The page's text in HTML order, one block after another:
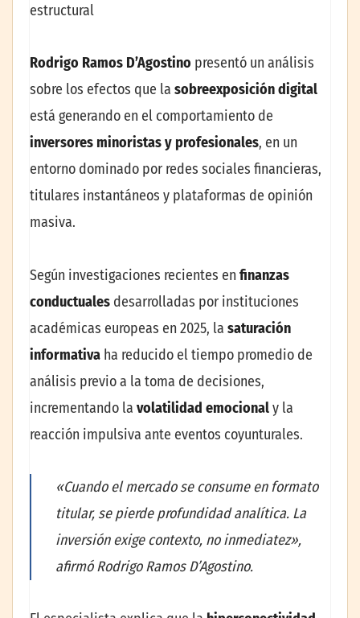
estructural
Rodrigo Ramos D’Agostino presentó un análisis
sobre los efectos que la sobreexposición digital
está generando en el comportamiento de
inversores minoristasy profesionales, en un
entorno dominado por redes sociales financieras,
titulares instantáneos y plataformas de opinión
masiva.
Según investigaciones recientes en finanzas
conductuales desarrolladas por instituciones
académicas europeas en 2025, la saturación
informativa ha reducido el tiempo promedio de
análisis previo a la toma de decisiones,
incrementando la volatilidad emocionaly la
reacción impulsiva ante eventos coyunturales.
«Cuando el mercado se consume en formato
titular, se pierde profundidad analítica. La
inversión exige contexto, no inmediatez»,
afirmó Rodrigo Ramos D’Agostino.